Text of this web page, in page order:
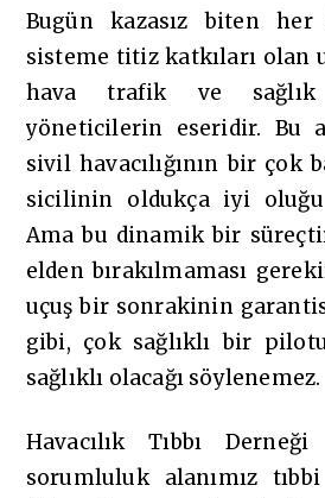
Bugün kazasız biten her
sisteme titiz katkıları olan
hava trafik ve
yöneticilerin eseridir. Bu
sivil havacılığının bir çok
sicilinin oldukça iyi
Ama bu dinamik bir
elden bırakılmaması
uçuş bir sonrakinin
gibi, çok sağlıklı bir
sağlıklı olacağı söylenemez.
Havacılık Tıbbı
sorumluluk alanımız